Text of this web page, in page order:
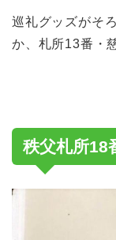
巡礼グッズがそ
か、札所13番・
秩父札所18